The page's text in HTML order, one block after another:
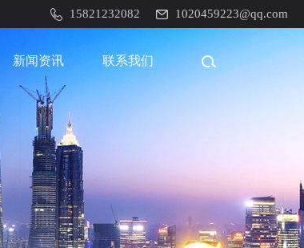
1020459223@qq.com
15821232082
新闻资讯 联系我们